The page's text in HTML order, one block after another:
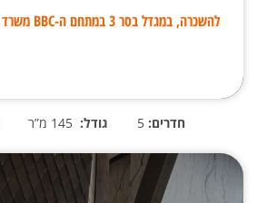
להשכרה, במגדל בסר 3 במתחם ה-BBC משרד מפואר עם מרפסת ונוף
חדרים: גודל: 145 מ”ר